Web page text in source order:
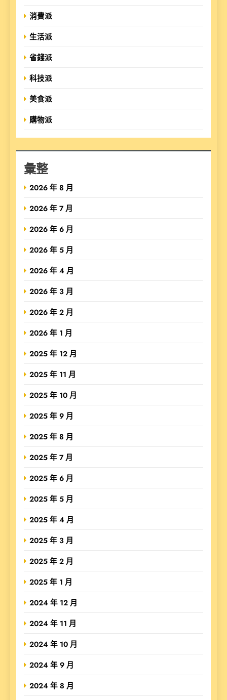
消費派
生活派
省錢派
科技派
美食派
購物派
彙整
2026 年 8 月
2026 年 7 月
2026 年 6 月
2026 年 5 月
2026 年 4 月
2026 年 3 月
2026 年 2 月
2026 年 1 月
2025 年 12 月
2025 年 11 月
2025 年 10 月
2025 年 9 月
2025 年 8 月
2025 年 7 月
2025 年 6 月
2025 年 5 月
2025 年 4 月
2025 年 3 月
2025 年 2 月
2025 年 1 月
2024 年 12 月
2024 年 11 月
2024 年 10 月
2024 年 9 月
2024 年 8 月